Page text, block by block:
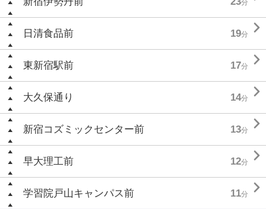
分
日清食品前 19分 
東新宿駅前 17分 
大久保通り 14分 
新宿コズミックセンター前 13分 
早大理工前 12分 
学習院戸山キャンパス前 11分 